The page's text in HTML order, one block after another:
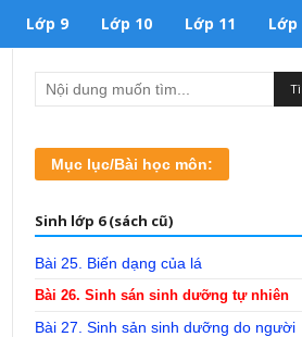
Lớp 9 Lớp 10 Lớp 11 Lớp
Mục lục/Bài học môn:
Sinh lớp 6 (sách cũ)
Bài 25. Biến dạng của lá
Bài 26. Sinh sán sinh dưỡng tự nhiên
Bài 27. Sinh sản sinh dưỡng do người